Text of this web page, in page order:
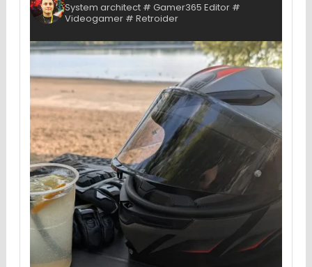
System architect # Gamer365 Editor #
Videogamer # Retroider